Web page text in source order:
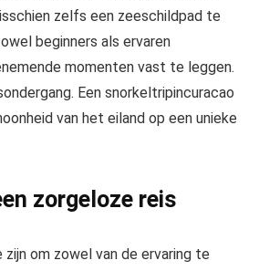
zelfs een zeeschildpad te
beginners als ervaren
momenten vast te leggen.
Een snorkeltripincuracao
van het eiland op een unieke
zorgeloze reis
om zowel van de ervaring te